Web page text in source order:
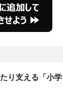
り支える「小学